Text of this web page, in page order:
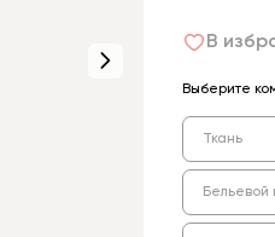
В
Выберите
Ткань